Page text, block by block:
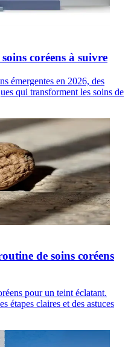
coréens à suivre
émergentes en 2026, des
qui transforment les soins de
de soins coréens
pour un teint éclatant.
étapes claires et des astuces